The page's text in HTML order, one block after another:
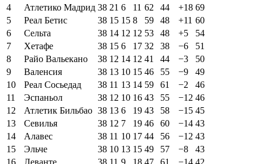
4
Атлетико Мадрид 38 21 6 11 62 44 +18 69
5
Реал Бетис 38 15 15 8 59 48 +11 60
6
Сельта 38 14 12 12 53 48 +5
54
7
Хетафе 38 15 6 17 32 38 −6
51
8
Райо Вальекано 38 12 14 12 41 44 −3
50
9
Валенсия 38 13 10 15 46 55 −9
49
10
Реал Сосьедад 38 11 13 14 59 61 −2
46
11
Эспаньол 38 12 10 16 43 55 −12 46
12
Атлетик Бильбао 38 13 6 19 43 58 −15 45
13
Севилья 38 12 7 19 46 60 −14 43
14
Алавес 38 11 10 17 44 56 −12 43
15
Эльче 38 10 13 15 49 57 −8
43
16
Леванте 38 11 9 18 47 61 −14 42